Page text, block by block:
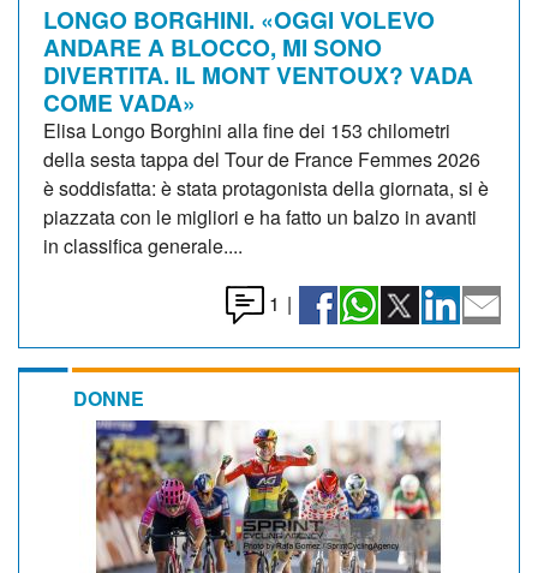
LONGO BORGHINI. «OGGI VOLEVO
ANDARE A BLOCCO, MI SONO
DIVERTITA. IL MONT VENTOUX? VADA
COME VADA»
Elisa Longo Borghini alla fine dei 153 chilometri
della sesta tappa del Tour de France Femmes 2026
è soddisfatta: è stata protagonista della giornata, si è
piazzata con le migliori e ha fatto un balzo in avanti
in classifica generale....
1 |
DONNE